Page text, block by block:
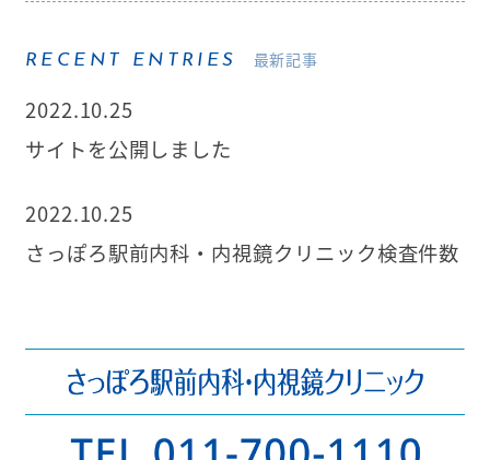
RECENT ENTRIES 最新記事
2022.10.25
サイトを公開しました
2022.10.25
さっぽろ駅前内科・内視鏡クリニック検査件数